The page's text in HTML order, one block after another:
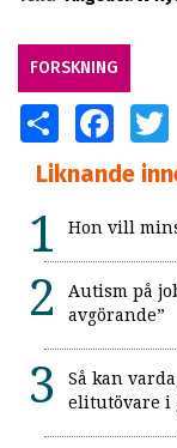
FORSKNING
SHARE
Liknande
Hon vill
Autism på
avgörande”
Så kan
elitutövare i